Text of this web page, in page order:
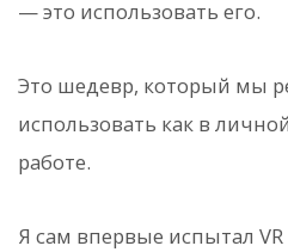
— это использовать его.
Это шедевр, который мы
использовать как в
работе.
Я сам впервые испытал